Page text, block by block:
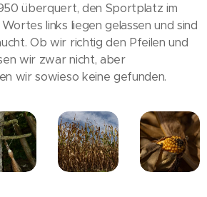
überquert, den Sportplatz im
links liegen gelassen und sind
Ob wir richtig den Pfeilen und
wir zwar nicht, aber
wir sowieso keine gefunden.